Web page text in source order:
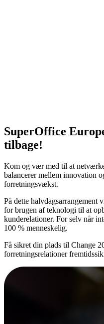
SuperOffice
tilbage!
Kom og vær med til at
balancerer mellem innovation
forretningsvækst.
På dette halvdagsarrangement
for brugen af teknologi til at
kunderelationer. For selv når
100 % menneskelig.
Få sikret din plads til Change
forretningsrelationer